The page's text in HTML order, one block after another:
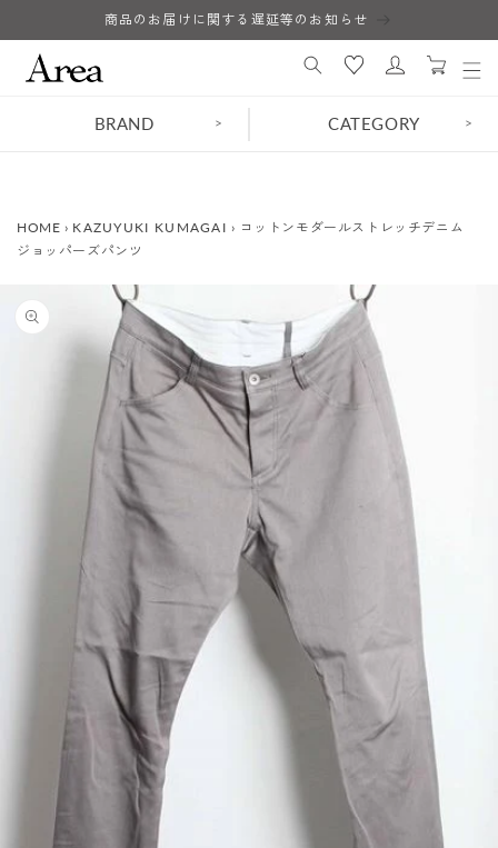
進む
商品のお届けに関する遅延等のお知らせ
ロ
イ
カ
ー
BRAND > CATEGORY >
HOME › KAZUYUKI KUMAGAI › コットンモダールストレッチデニム
ジョッパーズパンツ